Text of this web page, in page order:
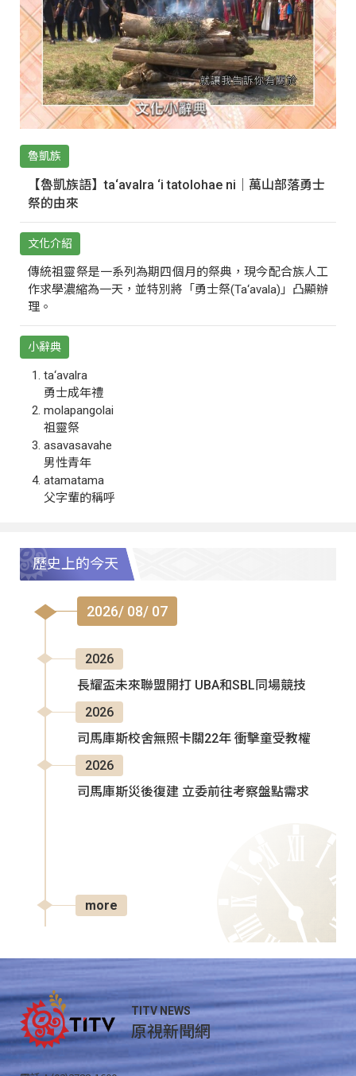
魯凱族
【魯凱族語】ta‘avalra ‘i tatolohae ni｜萬山部落勇士
祭的由來
文化介紹
傳統祖靈祭是一系列為期四個月的祭典，現今配合族人工
作求學濃縮為一天，並特別將「勇士祭(Ta‘avala)」凸顯辦
理。
小辭典
ta‘avalra
勇士成年禮
molapangolai
祖靈祭
asavasavahe
男性青年
atamatama
父字輩的稱呼
歷史上的今天
2026/ 08/ 07
2026
長耀盃未來聯盟開打 UBA和SBL同場競技
2026
司馬庫斯校舍無照卡關22年 衝擊童受教權
2026
司馬庫斯災後復建 立委前往考察盤點需求
more
TITV NEWS
原視新聞網